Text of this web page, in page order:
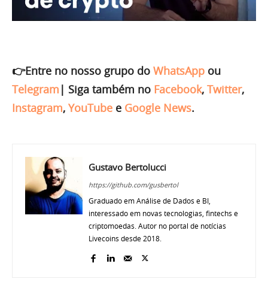
👉Entre no nosso grupo do WhatsApp ou
Telegram | Siga também no Facebook, Twitter,
Instagram, YouTube e Google News.
Gustavo Bertolucci
https://github.com/gusbertol
Graduado em Análise de Dados e BI,
interessado em novas tecnologias, fintechs e
criptomoedas. Autor no portal de notícias
Livecoins desde 2018.